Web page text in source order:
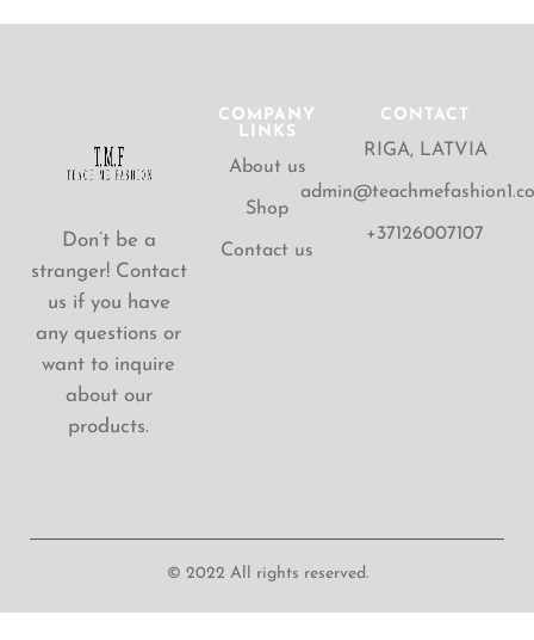
Don’t be a
stranger! Contact
us if you have
any questions or
want to inquire
about our
products.
COMPANY
LINKS
About us
Shop
Contact us
CONTACT
RIGA, LATVIA
+37126007107
© 2022 All rights reserved.